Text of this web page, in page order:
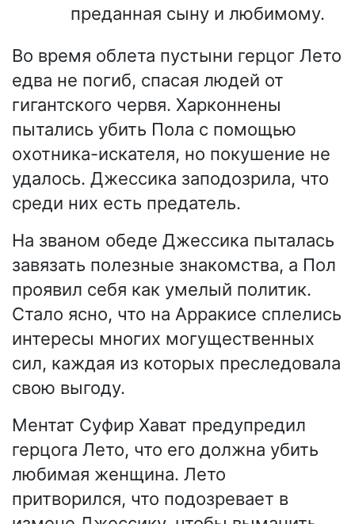
преданная сыну и любимому.
Во время облета пустыни герцог Лето
едва не погиб, спасая людей от
гигантского червя. Харконнены
пытались убить Пола с помощью
охотника-искателя, но покушение не
удалось. Джессика заподозрила, что
среди них есть предатель.
На званом обеде Джессика пыталась
завязать полезные знакомства, а Пол
проявил себя как умелый политик.
Стало ясно, что на Арракисе сплелись
интересы многих могущественных
сил, каждая из которых преследовала
свою выгоду.
Ментат Суфир Хават предупредил
герцога Лето, что его должна убить
любимая женщина. Лето
притворился, что подозревает в